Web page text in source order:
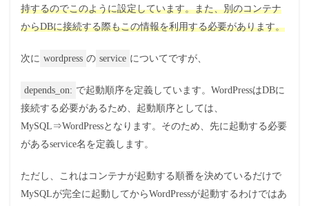
持するのでこのように設定しています。また、別のコンテナ
からDBに接続する際もこの情報を利用する必要があります。
次に wordpress の service についてですが、
depends_on: で起動順序を定義しています。WordPressはDBに
接続する必要があるため、起動順序としては、
MySQL⇒WordPressとなります。そのため、先に起動する必要
があるservice名を定義します。
ただし、これはコンテナが起動する順番を決めているだけで
MySQLが完全に起動してからWordPressが起動するわけではあ